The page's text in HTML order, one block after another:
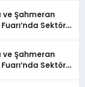
ve Şahmeran
Sektöre
ve Şahmeran
Sektöre